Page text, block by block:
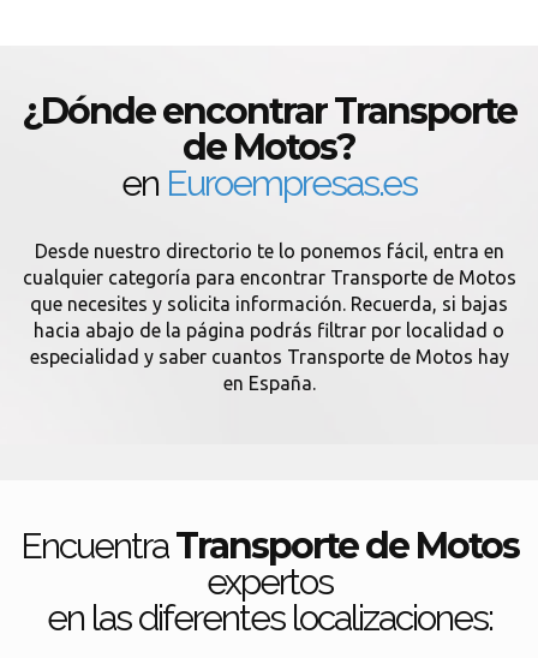
¿Dónde encontrar Transporte
de Motos?
en Euroempresas.es
Desde nuestro directorio te lo ponemos fácil, entra en
cualquier categoría para encontrar Transporte de Motos
que necesites y solicita información. Recuerda, si bajas
hacia abajo de la página podrás filtrar por localidad o
especialidad y saber cuantos Transporte de Motos hay
en España.
EncuentraTransporte de Motos
expertos
en las diferentes localizaciones: